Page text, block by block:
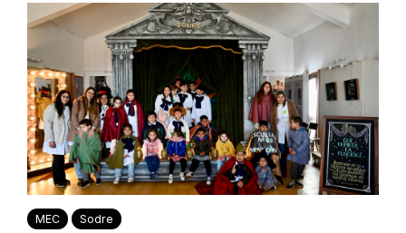
MEC Sodre